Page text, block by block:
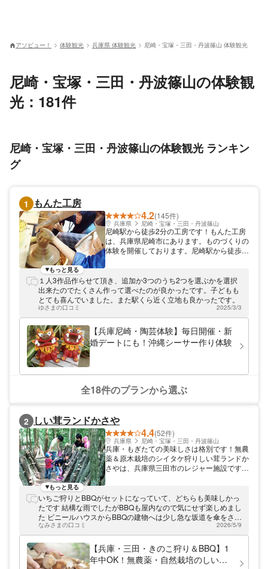
アソビュー！ 体験観光 兵庫県 体験観光 尼崎・宝塚・三田・丹波篠山 体験観光
尼崎・宝塚・三田・丹波篠山の体験観
光：181件
尼崎・宝塚・三田・丹波篠山の体験観光 ランキン
グ
1
もんた工房
4.2(145件)
兵庫県 尼崎・宝塚・三田・丹波篠山
尼崎駅から徒歩2分の工房です！もんた工房
は、兵庫県尼崎市にあります。ものづくりの
体験を開催しております。尼崎駅から徒歩2
へ、ぜひお越しください！
もっと見る
１人3作品作らせて頂き、追加か3つのうち2つを選ぶかを選択
出来たのでたくさん作って選べたのが良かったです。子どもも
とても喜んでいました。また駅くら近く立地も良かったです。
ゆさまの口コミ 2025/3/3
【兵庫尼崎・陶芸体験】毎日開催・新
婚デートにも！沖縄シーサー作り体験
全18件のプランから選ぶ
2 しい茸ランドかさや
4.4(52件)
兵庫県 尼崎・宝塚・三田・丹波篠山
兵庫・もぎたての美味しさは格別です！無農
薬＆原木栽培のシイタケ狩りしい茸ランドか
さやは、兵庫県三田市のレジャー施設です。
レジャー施設 当施設は、山に囲まれた緑豊
かな地にあります。お客様に自然を満喫して
いただけるよう、さまざまな体験をご用意し
ています。中でもシイタケ狩りは、年間を通
じて開催している人気の体験です。春の桜、
初夏のアジサイなど四季折々の花を眺めなが
ら、美味しくて楽しい1日を過ごしてくださ
い！ こだわりの無農薬＆原木栽培シイタケ
もっと見る
いちご狩りとBBQがセットになっていて、どちらも美味しかっ
たです 結構な雨でしたがBBQも屋内なので気にせず楽しめまし
た ビニールハウスからBBQの建物へは少し急な坂道を傘をさし
て歩きましたが、数分で行ける距離でした
なみさまの口コミ 2026/5/9
【兵庫・三田・きのこ狩り＆BBQ】1
年中OK！無農薬・自然栽培のしいた